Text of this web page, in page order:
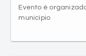
Evento é
município